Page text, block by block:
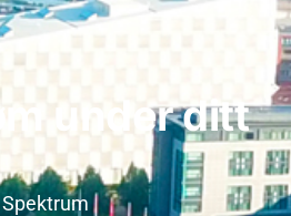
under ditt